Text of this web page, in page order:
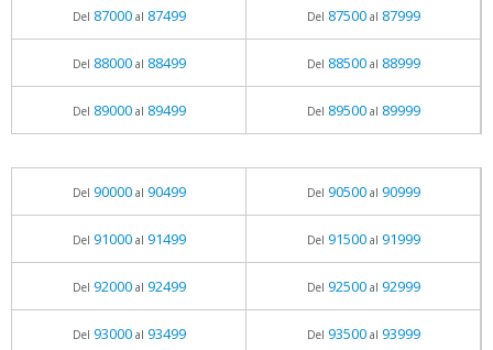
Del 87000al 87499 Del 87500al 87999
Del 88000al 88499 Del 88500al 88999
Del 89000al 89499 Del 89500al 89999
Del 90000al 90499 Del 90500al 90999
Del 91000al 91499 Del 91500al 91999
Del 92000al 92499 Del 92500al 92999
Del 93000al 93499 Del 93500al 93999